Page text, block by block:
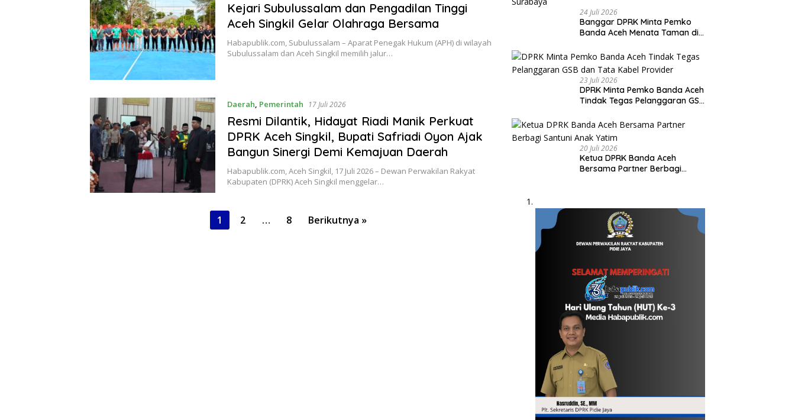
Kejari Subulussalam dan Pengadilan Tinggi
Aceh Singkil Gelar Olahraga Bersama
Habapublik.com, Subulussalam – Aparat Penegak Hukum (APH) di wilayah
Subulussalam dan Aceh Singkil memilih jalur…
Daerah, Pemerintah 17 Juli 2026
Resmi Dilantik, Hidayat Riadi Manik Perkuat
DPRK Aceh Singkil, Bupati Safriadi Oyon Ajak
Bangun Sinergi Demi Kemajuan Daerah
Habapublik.com, Aceh Singkil, 17 Juli 2026 – Dewan Perwakilan Rakyat
Kabupaten (DPRK) Aceh Singkil menggelar…
1 2 … 8 Berikutnya »
24 Juli 2026
Banggar DPRK Minta Pemko
Banda Aceh Menata Taman di
Surabaya
23 Juli 2026
DPRK Minta Pemko Banda Aceh
Tindak Tegas Pelanggaran GSB
20 Juli 2026
Ketua DPRK Banda Aceh
Bersama Partner Berbagi